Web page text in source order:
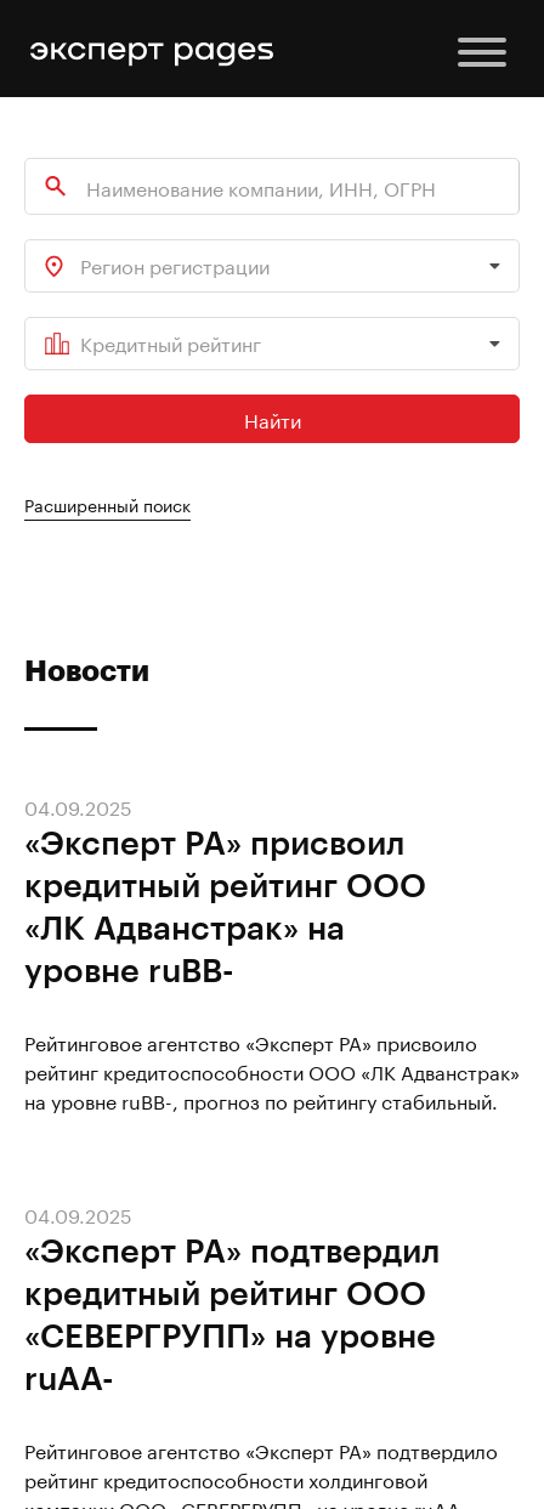
Регион регистрации
Кредитный рейтинг
Найти
Расширенный поиск
Новости
«Эксперт РА» присвоил
кредитный рейтинг ООО
«ЛК Адванстрак» на
уровне ruВВ-
04.09.2025
Рейтинговое агентство «Эксперт РА» присвоило
рейтинг кредитоспособности ООО «ЛК Адванстрак»
на уровне ruВВ-, прогноз по рейтингу стабильный.
«Эксперт РА» подтвердил
кредитный рейтинг ООО
«СЕВЕРГРУПП» на уровне
ruAA-
04.09.2025
Рейтинговое агентство «Эксперт РА» подтвердило
рейтинг кредитоспособности холдинговой